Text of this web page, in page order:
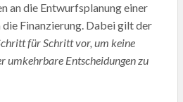
an die Entwurfsplanung einer
Finanzierung. Dabei gilt der
für Schritt vor, um keine
umkehrbare Entscheidungen zu